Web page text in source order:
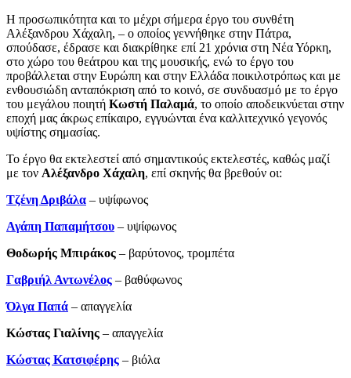
Η προσωπικότητα και το μέχρι σήμερα έργο του συνθέτη
Αλέξανδρου Χάχαλη, – ο οποίος γεννήθηκε στην Πάτρα,
σπούδασε, έδρασε και διακρίθηκε επί 21 χρόνια στη Νέα Υόρκη,
στο χώρο του θεάτρου και της μουσικής, ενώ το έργο του
προβάλλεται στην Ευρώπη και στην Ελλάδα ποικιλοτρόπως και με
ενθουσιώδη ανταπόκριση από το κοινό, σε συνδυασμό με το έργο
του μεγάλου ποιητή Κωστή Παλαμά, το οποίο αποδεικνύεται στην
εποχή μας άκρως επίκαιρο, εγγυώνται ένα καλλιτεχνικό γεγονός
υψίστης σημασίας.
Το έργο θα εκτελεστεί από σημαντικούς εκτελεστές, καθώς μαζί
με τον Αλέξανδρο Χάχαλη, επί σκηνής θα βρεθούν οι:
Τζένη Δριβάλα – υψίφωνος
Αγάπη Παπαμήτσου – υψίφωνος
Θοδωρής Μπιράκος – βαρύτονος, τρομπέτα
Γαβριήλ Αντωνέλος – βαθύφωνος
Όλγα Παπά – απαγγελία
Κώστας Γιαλίνης ­– απαγγελία
Κώστας Κατσιφέρης – βιόλα